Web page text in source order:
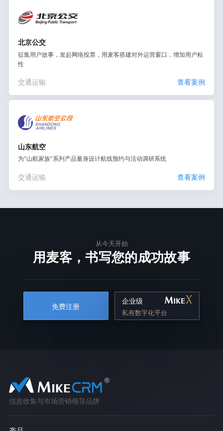
北京公交
征集用户故事，发起网络投票，用麦客搭建对外运营窗口，增加用户粘
性
交通运输 查看案例
山东航空
为“山航家族”系列产品量身设计航线预约与活动调研系统
交通运输 查看案例
从今天开始
用麦客，书写您的成功故事
免费注册
企业级
私有数字化平台
信息收集与市场营销领导品牌